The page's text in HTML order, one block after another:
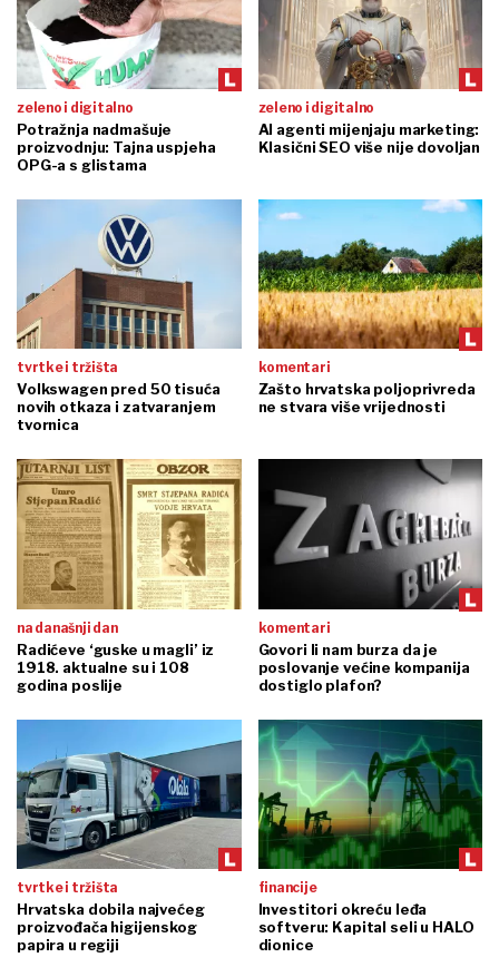
zeleno i digitalno
Potražnja nadmašuje
proizvodnju: Tajna uspjeha
OPG-a s glistama
zeleno i digitalno
AI agenti mijenjaju marketing:
Klasični SEO više nije dovoljan
tvrtke i tržišta
Volkswagen pred 50 tisuća
novih otkaza i zatvaranjem
tvornica
komentari
Zašto hrvatska poljoprivreda
ne stvara više vrijednosti
na današnji dan
Radićeve ‘guske u magli’ iz
1918. aktualne su i 108
godina poslije
komentari
Govori li nam burza da je
poslovanje većine kompanija
dostiglo plafon?
tvrtke i tržišta
Hrvatska dobila najvećeg
proizvođača higijenskog
papira u regiji
financije
Investitori okreću leđa
softveru: Kapital seli u HALO
dionice